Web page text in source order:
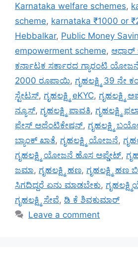
Karnataka welfare schemes,
scheme, karnataka ₹1000 or
Hebbalkar, Public Money
empowerment scheme, ಆಧಾರ್
ಕರ್ನಾಟಕ ಸರ್ಕಾರದ ಗ್ಯಾರಂಟಿ
2000 ರೂಪಾಯಿ, ಗೃಹಲಕ್ಷ್ಮಿ 39 ನೇ
ಸ್ಟೇಟಸ್, ಗೃಹಲಕ್ಷ್ಮಿ eKYC, ಗೃಹಲಕ್ಷ್ಮಿ
ನ್ಯೂಸ್, ಗೃಹಲಕ್ಷ್ಮಿ ಪಾವತಿ, ಗೃಹಲಕ್ಷ್ಮಿ
ಫೇಸ್ ಅಥೆಂಟಿಕೇಷನ್, ಗೃಹಲಕ್ಷ್ಮಿ
ಬ್ಯಾಂಕ್ ಖಾತೆ, ಗೃಹಲಕ್ಷ್ಮಿ ಯೋಜನೆ,
ಗೃಹಲಕ್ಷ್ಮಿ ಯೋಜನೆ ಹೊಸ ಅಪ್ಡೇಟ್,
ಜಮಾ, ಗೃಹಲಕ್ಷ್ಮಿ ಹಣ, ಗೃಹಲಕ್ಷ್ಮಿ ಹಣ
ಸಿಗದಿದ್ದರೆ ಏನು ಮಾಡಬೇಕು,
ಗೃಹಲಕ್ಷ್ಮಿ ಸೇವೆ, ಡಿ ಕೆ ಶಿವಕುಮಾರ್
Leave a comment